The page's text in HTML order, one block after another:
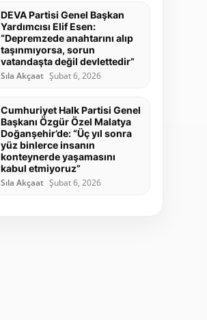
DEVA Partisi Genel Başkan
Yardımcısı Elif Esen:
“Depremzede anahtarını alıp
taşınmıyorsa, sorun
vatandaşta değil devlettedir”
Sıla Akçaat Şubat 6, 2026
Cumhuriyet Halk Partisi Genel
Başkanı Özgür Özel Malatya
Doğanşehir’de: “Üç yıl sonra
yüz binlerce insanın
konteynerde yaşamasını
kabul etmiyoruz”
Sıla Akçaat Şubat 6, 2026